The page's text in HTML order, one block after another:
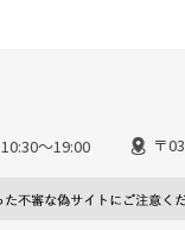
10:30～19:00 〒